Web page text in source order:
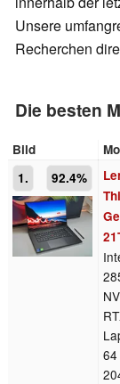
Unsere
Recherchen
Die besten
Bild
1.
92.4%
64